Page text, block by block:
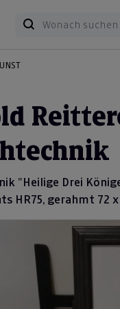
"Heilige Drei
HR75, gerahmt 72